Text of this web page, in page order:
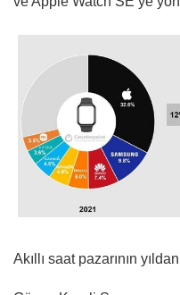
Akıllı saat pazarının